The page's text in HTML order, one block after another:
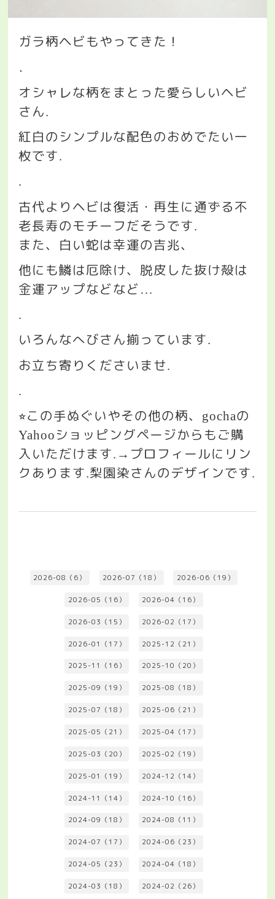
ガラ柄ヘビもやってきた！
．
オシャレな柄をまとった愛らしいヘビ
さん.
紅白のシンプルな配色のおめでたい一
枚です.
.
古代よりヘビは復活・再生に通ずる不
老長寿のモチーフだそうです.
また、白い蛇は幸運の吉兆、
他にも鱗は厄除け、脱皮した抜け殻は
金運アップなどなど …
.
いろんなへびさん揃っています.
お立ち寄りくださいませ.
.
⭐︎この手ぬぐいやその他の柄、 gochaの
Yahoo ショッピングページからもご購
入いただけます.→ プロフィールにリン
クあります.梨園染さんのデザインです.
2026-08（6） 2026-07（18） 2026-06（19）
2026-05（16） 2026-04（16）
2026-03（15） 2026-02（17）
2026-01（17） 2025-12（21）
2025-11（16） 2025-10（20）
2025-09（19） 2025-08（18）
2025-07（18） 2025-06（21）
2025-05（21） 2025-04（17）
2025-03（20） 2025-02（19）
2025-01（19） 2024-12（14）
2024-11（14） 2024-10（16）
2024-09（18） 2024-08（11）
2024-07（17） 2024-06（23）
2024-05（23） 2024-04（18）
2024-03（18） 2024-02（26）